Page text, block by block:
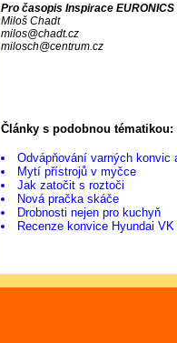
Pro časopis Inspirace EURONICS
Miloš Chadt
milos@chadt.cz
milosch@centrum.cz
Články s podobnou tématikou:
Odvápňování varných konvic
Mytí přístrojů v myčce
Jak zatočit s roztoči
Nová pračka skáče
Drobnosti nejen pro kuchyň
Recenze konvice Hyundai VK